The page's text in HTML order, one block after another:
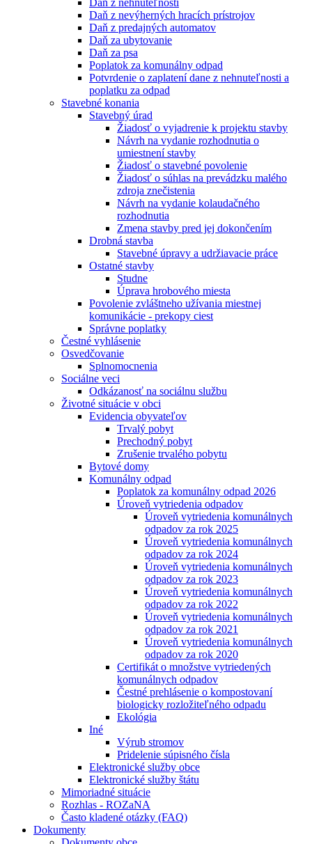
Daň z nehnuteľností
Daň z nevýherných hracích prístrojov
Daň z predajných automatov
Daň za ubytovanie
Daň za psa
Poplatok za komunálny odpad
Potvrdenie o zaplatení dane z nehnuteľnosti a
poplatku za odpad
Stavebné konania
Stavebný úrad
Žiadosť o vyjadrenie k projektu stavby
Návrh na vydanie rozhodnutia o
umiestnení stavby
Žiadosť o stavebné povolenie
Žiadosť o súhlas na prevádzku malého
zdroja znečistenia
Návrh na vydanie kolaudačného
rozhodnutia
Zmena stavby pred jej dokončením
Drobná stavba
Stavebné úpravy a udržiavacie práce
Ostatné stavby
Studne
Úprava hrobového miesta
Povolenie zvláštneho užívania miestnej
komunikácie - prekopy ciest
Správne poplatky
Čestné vyhlásenie
Osvedčovanie
Splnomocnenia
Sociálne veci
Odkázanosť na sociálnu službu
Životné situácie v obci
Evidencia obyvateľov
Trvalý pobyt
Prechodný pobyt
Zrušenie trvalého pobytu
Bytové domy
Komunálny odpad
Poplatok za komunálny odpad 2026
Úroveň vytriedenia odpadov
Úroveň vytriedenia komunálnych
odpadov za rok 2025
Úroveň vytriedenia komunálnych
odpadov za rok 2024
Úroveň vytriedenia komunálnych
odpadov za rok 2023
Úroveň vytriedenia komunálnych
odpadov za rok 2022
Úroveň vytriedenia komunálnych
odpadov za rok 2021
Úroveň vytriedenia komunálnych
odpadov za rok 2020
Certifikát o množstve vytriedených
komunálnych odpadov
Čestné prehlásenie o kompostovaní
biologicky rozložiteľného odpadu
Ekológia
Iné
Výrub stromov
Pridelenie súpisného čísla
Elektronické služby obce
Elektronické služby štátu
Mimoriadné situácie
Rozhlas - ROZaNA
Často kladené otázky (FAQ)
Dokumenty